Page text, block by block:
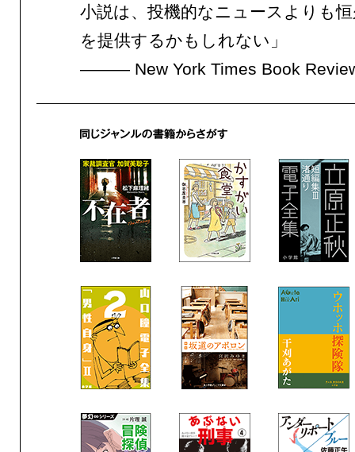
小説は、投機的なニュースよりも
を提供するかもしれない」
——— New York Times Book